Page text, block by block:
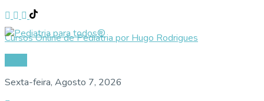
Cursos Online de Pediatria por Hugo Rodrigues
Sexta-feira, Agosto 7, 2026